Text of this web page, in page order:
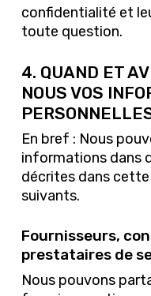
confidentialité et
toute question.
4. QUAND ET
NOUS VOS
En bref : Nous
informations dans
décrites dans
suivants.
Fournisseurs,
prestataires de
Nous pouvons